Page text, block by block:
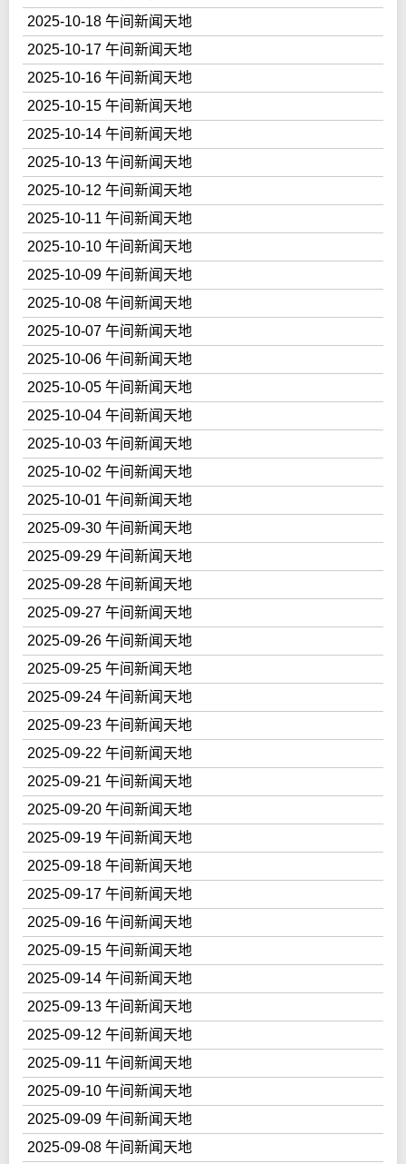
2025-10-18 午间新闻天地
2025-10-17 午间新闻天地
2025-10-16 午间新闻天地
2025-10-15 午间新闻天地
2025-10-14 午间新闻天地
2025-10-13 午间新闻天地
2025-10-12 午间新闻天地
2025-10-11 午间新闻天地
2025-10-10 午间新闻天地
2025-10-09 午间新闻天地
2025-10-08 午间新闻天地
2025-10-07 午间新闻天地
2025-10-06 午间新闻天地
2025-10-05 午间新闻天地
2025-10-04 午间新闻天地
2025-10-03 午间新闻天地
2025-10-02 午间新闻天地
2025-10-01 午间新闻天地
2025-09-30 午间新闻天地
2025-09-29 午间新闻天地
2025-09-28 午间新闻天地
2025-09-27 午间新闻天地
2025-09-26 午间新闻天地
2025-09-25 午间新闻天地
2025-09-24 午间新闻天地
2025-09-23 午间新闻天地
2025-09-22 午间新闻天地
2025-09-21 午间新闻天地
2025-09-20 午间新闻天地
2025-09-19 午间新闻天地
2025-09-18 午间新闻天地
2025-09-17 午间新闻天地
2025-09-16 午间新闻天地
2025-09-15 午间新闻天地
2025-09-14 午间新闻天地
2025-09-13 午间新闻天地
2025-09-12 午间新闻天地
2025-09-11 午间新闻天地
2025-09-10 午间新闻天地
2025-09-09 午间新闻天地
2025-09-08 午间新闻天地